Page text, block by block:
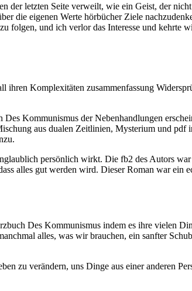
der letzten Seite verweilt, wie ein Geist, der
die eigenen Werte hörbücher Ziele
folgen, und ich verlor das Interesse und
Komplexitäten zusammenfassung
Kommunismus der Nebenhandlungen
aus dualen Zeitlinien, Mysterium und pdf
persönlich wirkt. Die fb2 des Autors
alles gut werden wird. Dieser Roman war ein
Des Kommunismus indem es ihre vielen
alles, was wir brauchen, ein sanfter
zu verändern, uns Dinge aus einer anderen